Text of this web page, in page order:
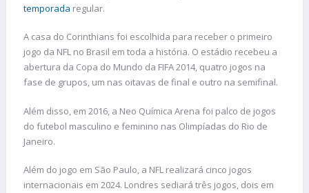
temporada regular.
A casa do Corinthians foi escolhida para receber o primeiro
jogo da NFL no Brasil em toda a história. O estádio recebeu a
abertura da Copa do Mundo da FIFA 2014, quatro jogos na
fase de grupos, um nas oitavas de final e outro na semifinal.
Além disso, em 2016, a Neo Química Arena foi palco de jogos
do futebol masculino e feminino nas Olimpíadas do Rio de
Janeiro.
Além do jogo em São Paulo, a NFL realizará cinco jogos
internacionais em 2024. Londres sediará três jogos, dois em